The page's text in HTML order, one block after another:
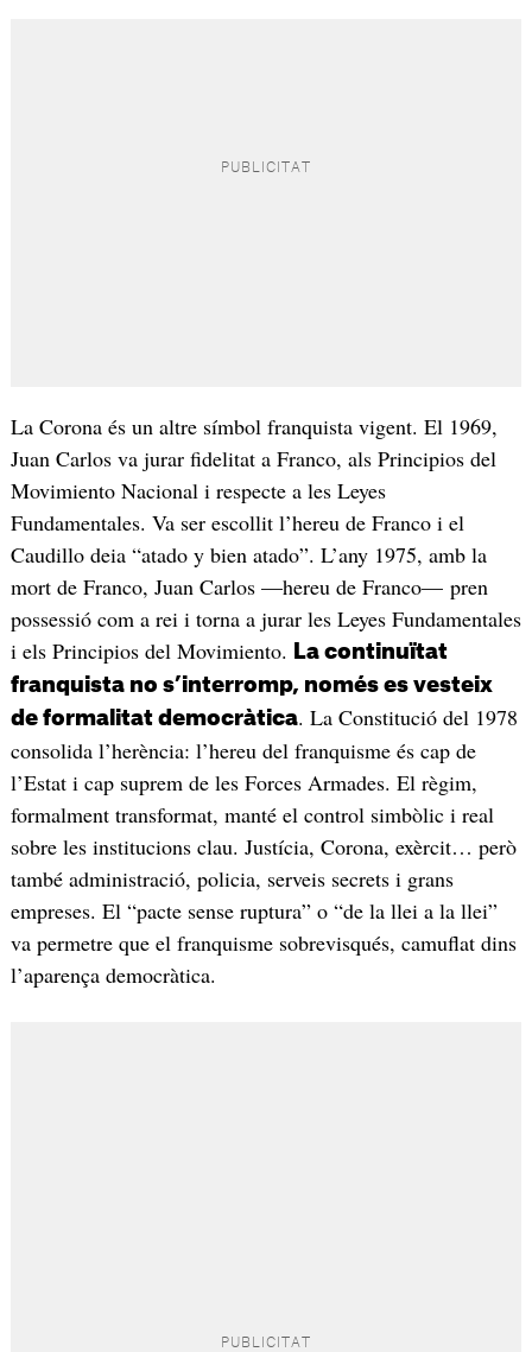
La Corona és un altre símbol franquista vigent. El 1969,
Juan Carlos va jurar fidelitat a Franco, als Principios del
Movimiento Nacional i respecte a les Leyes
Fundamentales. Va ser escollit l’hereu de Franco i el
Caudillo deia “atado y bien atado”. L’any 1975, amb la
mort de Franco, Juan Carlos —hereu de Franco— pren
possessió com a rei i torna a jurar les Leyes Fundamentales
i els Principios del Movimiento.
La continuïtat
franquista no s’interromp, només es vesteix
de formalitat democràtica. La Constitució del 1978
consolida l’herència: l’hereu del franquisme és cap de
l’Estat i cap suprem de les Forces Armades. El règim,
formalment transformat, manté el control simbòlic i real
sobre les institucions clau. Justícia, Corona, exèrcit… però
també administració, policia, serveis secrets i grans
empreses. El “pacte sense ruptura” o “de la llei a la llei”
va permetre que el franquisme sobrevisqués, camuflat dins
l’aparença democràtica.